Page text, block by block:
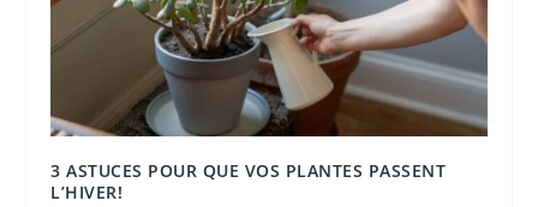
3 ASTUCES POUR QUE VOS PLANTES PASSENT
L’HIVER!